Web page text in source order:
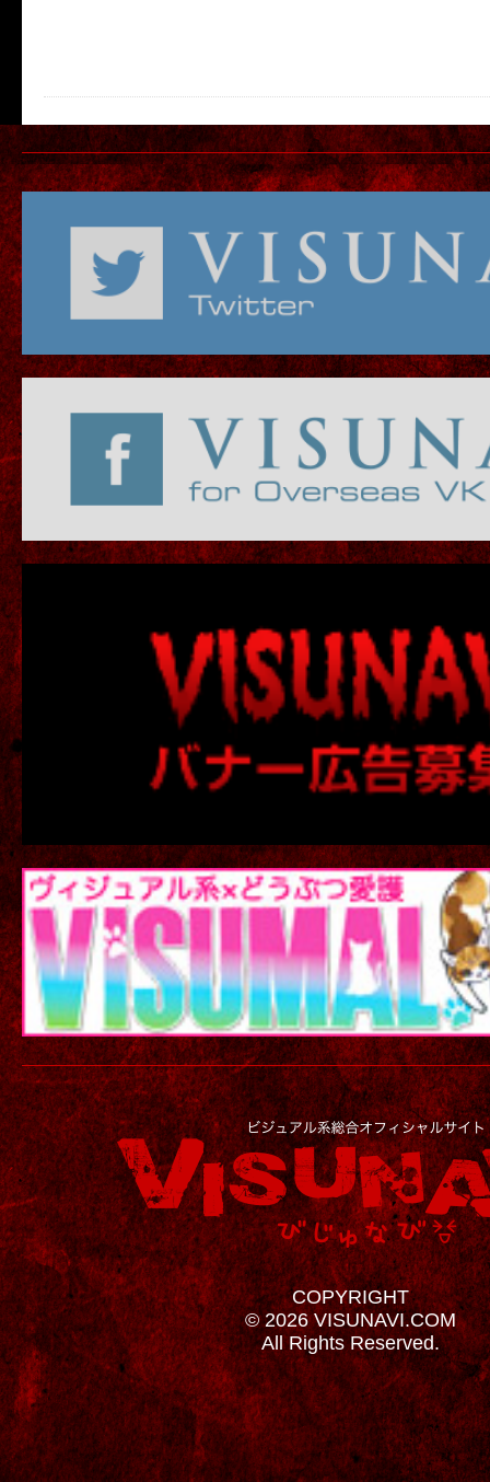
COPYRIGHT
© 2026 VISUNAVI.COM
All Rights Reserved.